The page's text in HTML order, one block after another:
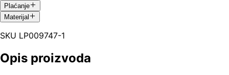
Plaćanje
Materijal
SKU LP009747-1
Opis proizvoda